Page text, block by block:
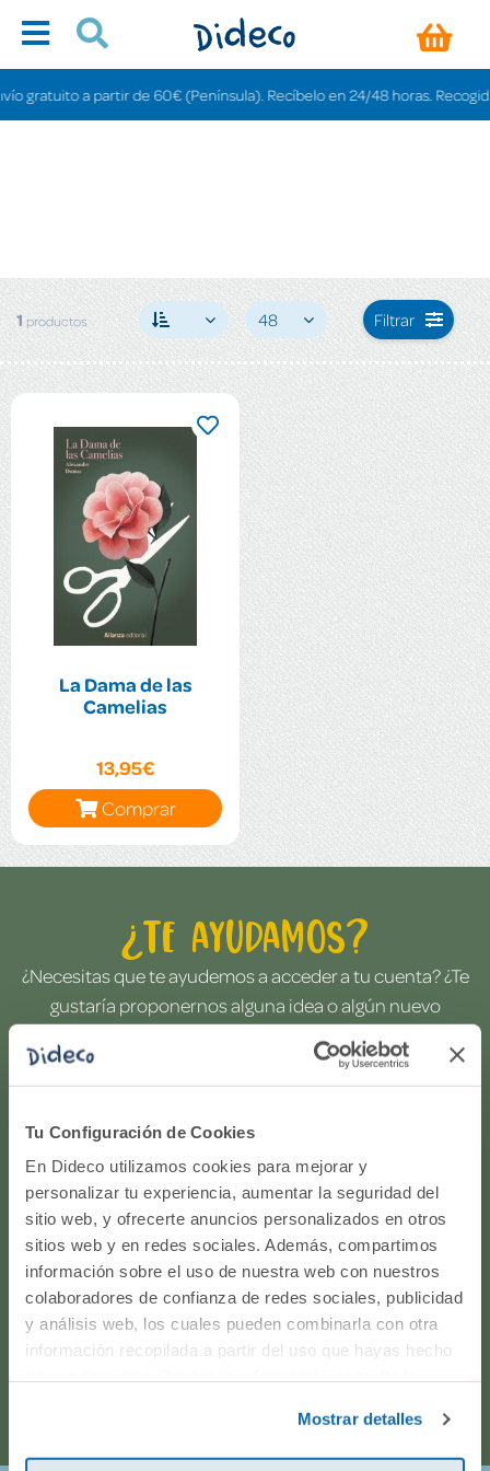
Tu Configuración de Cookies
En Dideco utilizamos cookies para mejorar y
personalizar tu experiencia, aumentar la seguridad del
sitio web, y ofrecerte anuncios personalizados en otros
sitios web y en redes sociales. Además, compartimos
información sobre el uso de nuestra web con nuestros
colaboradores de confianza de redes sociales, publicidad
y análisis web, los cuales pueden combinarla con otra
información recopilada a partir del uso que hayas hecho
Mostrar detalles
gratuito a partir de 60€ (Península). Recíbelo en 24/48 horas. Recogida
1 productos 48 Filtrar
La Dama de las
Camelias
13,95€
Comprar
¿Te ayudamos?
¿Necesitas que te ayudemos a acceder a tu cuenta? ¿Te
gustaría proponernos alguna idea o algún nuevo
producto? ¿Has realizado un pedido y quieres saber si
todo va viento en popa? Ponte en contacto con
nosotros.
916597360
Correo electrónico
Horario de atención telefónica: de Lunes a Viernes, de
9:00h a 17:00h.